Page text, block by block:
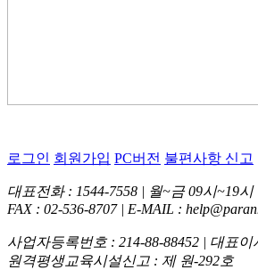
로그인 회원가입 PC버전 불편사항 신고
대표전화 : 1544-7558 | 월~금 09시~19시
FAX : 02-536-8707 | E-MAIL :
사업자등록번호 : 214-88-88452 | 대표
원격평생교육시설신고 : 제 원-292호